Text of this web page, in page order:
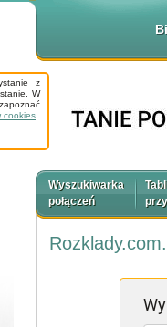
z
W
cookies
Wyszukiwarka
połączeń